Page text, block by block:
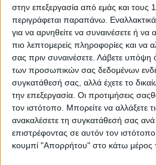
στην επεξεργασία από εμάς και
περιγράφεται παραπάνω.
για να αρνηθείτε να συναινέσετε ή
πιο λεπτομερείς πληροφορίες και να
σας πριν συναινέσετε. Λάβετε υπόψη
των προσωπικών σας δεδομένων
συγκατάθεσή σας, αλλά έχετε το
την επεξεργασία. Οι προτιμήσεις
τον ιστότοπο. Μπορείτε να αλλάξετε
ανακαλέσετε τη συγκατάθεσή σας
επιστρέφοντας σε αυτόν τον
κουμπί "Απορρήτου" στο κάτω μέρος